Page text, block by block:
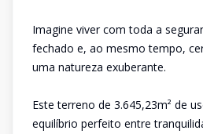
Imagine viver com toda a
fechado e, ao mesmo tempo,
uma natureza exuberante.
Este terreno de 3.645,23m² de
equilíbrio perfeito entre